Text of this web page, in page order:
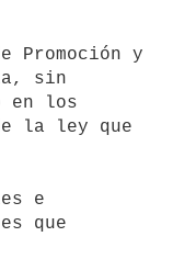
sin
en los
la ley que
e
que